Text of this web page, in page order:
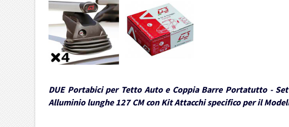
DUE Portabici per Tetto Auto e Coppia Barre Portatutto -
Alluminio lunghe 127 CM con Kit Attacchi specifico per il